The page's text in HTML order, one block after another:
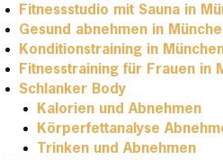
Fitnessstudio mit Sauna in
Gesund abnehmen in
Konditionstraining in
Fitnesstraining für Frauen in
Schlanker Body
Kalorien und Abnehmen
Körperfettanalyse
Trinken und Abnehmen